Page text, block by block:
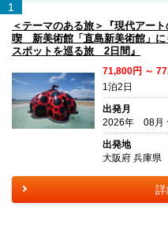
1
＜テーマのある旅＞『現代アー
喫 新美術館「直島新美術館」
スポットを巡る旅 2日間』
71,800円 ～
1泊2日
出発月
2026年 08月
出発地
大阪府 兵庫県